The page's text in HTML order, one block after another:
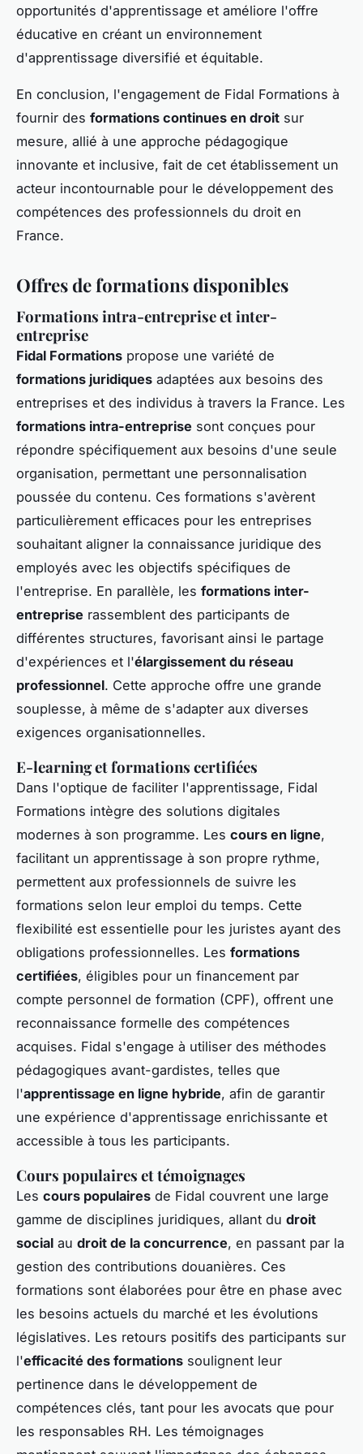
opportunités d'apprentissage et améliore l'offre
éducative en créant un environnement
d'apprentissage diversifié et équitable.
En conclusion, l'engagement de Fidal Formations à
fournir des formations continues en droit sur
mesure, allié à une approche pédagogique
innovante et inclusive, fait de cet établissement un
acteur incontournable pour le développement des
compétences des professionnels du droit en
France.
Offres de formations disponibles
Formations intra-entreprise et inter-
entreprise
Fidal Formations propose une variété de
formations juridiques adaptées aux besoins des
entreprises et des individus à travers la France. Les
formations intra-entreprise sont conçues pour
répondre spécifiquement aux besoins d'une seule
organisation, permettant une personnalisation
poussée du contenu. Ces formations s'avèrent
particulièrement efficaces pour les entreprises
souhaitant aligner la connaissance juridique des
employés avec les objectifs spécifiques de
l'entreprise. En parallèle, les formations inter-
entreprise rassemblent des participants de
différentes structures, favorisant ainsi le partage
d'expériences et l'élargissement du réseau
professionnel. Cette approche offre une grande
souplesse, à même de s'adapter aux diverses
exigences organisationnelles.
E-learning et formations certifiées
Dans l'optique de faciliter l'apprentissage, Fidal
Formations intègre des solutions digitales
modernes à son programme. Les cours en ligne,
facilitant un apprentissage à son propre rythme,
permettent aux professionnels de suivre les
formations selon leur emploi du temps. Cette
flexibilité est essentielle pour les juristes ayant des
obligations professionnelles. Les formations
certifiées, éligibles pour un financement par
compte personnel de formation (CPF), offrent une
reconnaissance formelle des compétences
acquises. Fidal s'engage à utiliser des méthodes
pédagogiques avant-gardistes, telles que
l'apprentissage en ligne hybride, afin de garantir
une expérience d'apprentissage enrichissante et
accessible à tous les participants.
Cours populaires et témoignages
Les cours populaires de Fidal couvrent une large
gamme de disciplines juridiques, allant du droit
social au droit de la concurrence, en passant par la
gestion des contributions douanières. Ces
formations sont élaborées pour être en phase avec
les besoins actuels du marché et les évolutions
législatives. Les retours positifs des participants sur
l'efficacité des formations soulignent leur
pertinence dans le développement de
compétences clés, tant pour les avocats que pour
les responsables RH. Les témoignages